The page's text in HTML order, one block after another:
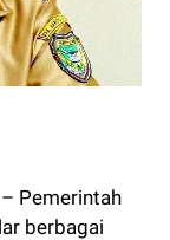
Pemerintah
berbagai